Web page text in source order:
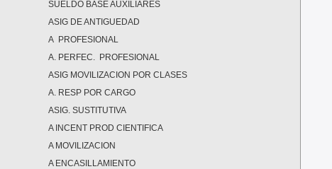
SUELDO BASE AUXILIARES
ASIG DE ANTIGUEDAD
A PROFESIONAL
A. PERFEC. PROFESIONAL
ASIG MOVILIZACION POR CLASES
A. RESP POR CARGO
ASIG. SUSTITUTIVA
A INCENT PROD CIENTIFICA
A MOVILIZACION
A ENCASILLAMIENTO